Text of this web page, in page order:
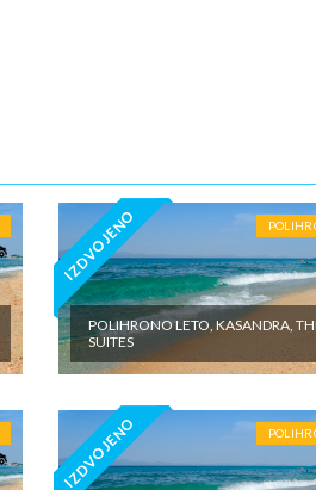
IZDVOJENO
POLIHRONO LETO, KASANDRA,
SUITES
IZDVOJENO